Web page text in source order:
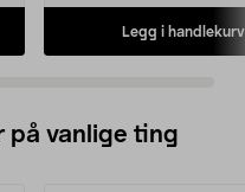
Legg i handlekurv
på vanlige ting